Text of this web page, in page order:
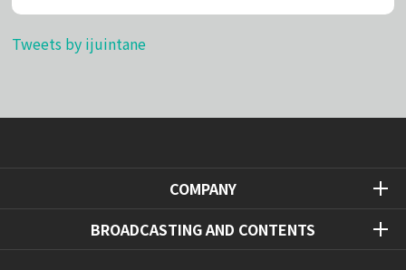
Tweets by ijuintane
COMPANY
BROADCASTING AND CONTENTS